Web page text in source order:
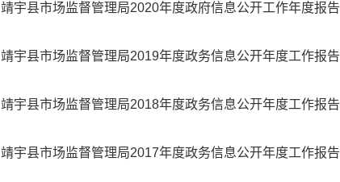
靖宇县市场监督管理局2020年度政府信息公开工作年度报告
靖宇县市场监督管理局2019年度政务信息公开年度工作报告
靖宇县市场监督管理局2018年度政务信息公开年度工作报告
靖宇县市场监督管理局2017年度政务信息公开年度工作报告